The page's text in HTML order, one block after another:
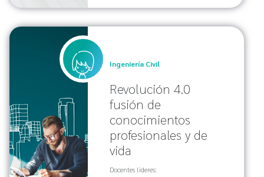
Ingeniería Civil
Revolución 4.0
fusión de
conocimientos
profesionales y de
vida
Docentes lideres: